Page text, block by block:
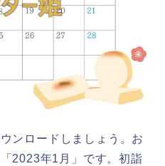
ンロードしましょう。お
2023年1月」です。初詣